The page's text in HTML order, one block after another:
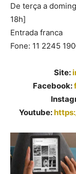
De terça a
18h]
Entrada franca
Fone: 11 2245
Site:
Facebook:
Youtube: